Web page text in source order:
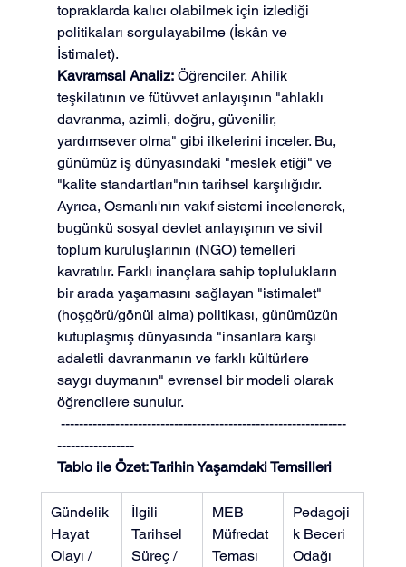
topraklarda kalıcı olabilmek için izlediği
politikaları sorgulayabilme (İskân ve
İstimalet).
Kavramsal Analiz: Öğrenciler, Ahilik
teşkilatının ve fütüvvet anlayışının "ahlaklı
davranma, azimli, doğru, güvenilir,
yardımsever olma" gibi ilkelerini inceler. Bu,
günümüz iş dünyasındaki "meslek etiği" ve
"kalite standartları"nın tarihsel karşılığıdır.
Ayrıca, Osmanlı'nın vakıf sistemi incelenerek,
bugünkü sosyal devlet anlayışının ve sivil
toplum kuruluşlarının (NGO) temelleri
kavratılır. Farklı inançlara sahip toplulukların
bir arada yaşamasını sağlayan "istimalet"
(hoşgörü/gönül alma) politikası, günümüzün
kutuplaşmış dünyasında "insanlara karşı
adaletli davranmanın ve farklı kültürlere
saygı duymanın" evrensel bir modeli olarak
öğrencilere sunulur.
-----------------
Tablo ile Özet: Tarihin Yaşamdaki Temsilleri
Gündelik
Hayat
Olayı /
İlgili
Tarihsel
Süreç /
MEB
Müfredat
Teması
Pedagoji
k Beceri
Odağı